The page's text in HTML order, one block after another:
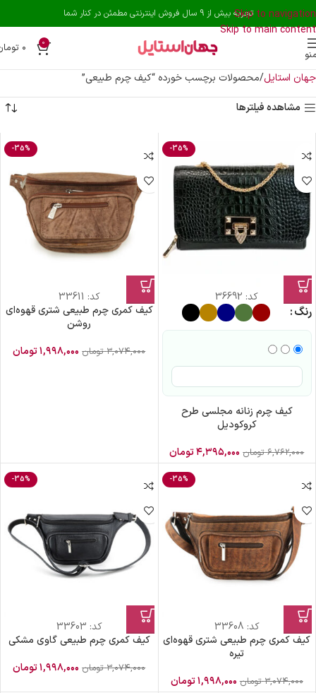
Skip to navigation
Skip to main content
تجربه بیش از 9 سال فروش اینترنتی مطمئن در کنار شما
0 ۰
جهان استایل محصولات برچسب خورده “کیف چرم طبیعی”
مشاهده فیلترها
-35%
کد: 36692
رنگ
کیف چرم زنانه مجلسی طرح
کروکودیل
۶,۷۶۲,۰۰۰ تومان ۴,۳۹۵,۰۰۰تومان
-35%
کد: 33611
کیف کمری چرم طبیعی شتری قهوه‌ای
روشن
۳,۰۷۴,۰۰۰ تومان ۱,۹۹۸,۰۰۰تومان
-35%
کد: 33608
کیف کمری چرم طبیعی شتری قهوه‌ای
تیره
۳,۰۷۴,۰۰۰ تومان ۱,۹۹۸,۰۰۰تومان
-35%
کد: 33603
کیف کمری چرم طبیعی گاوی مشکی
۳,۰۷۴,۰۰۰ تومان ۱,۹۹۸,۰۰۰تومان